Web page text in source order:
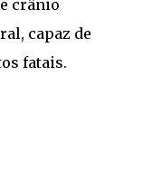
crânio
capaz de
fatais.